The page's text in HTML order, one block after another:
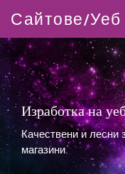
Сайтове/
Изработка на
Качествени и лесни
магазини.